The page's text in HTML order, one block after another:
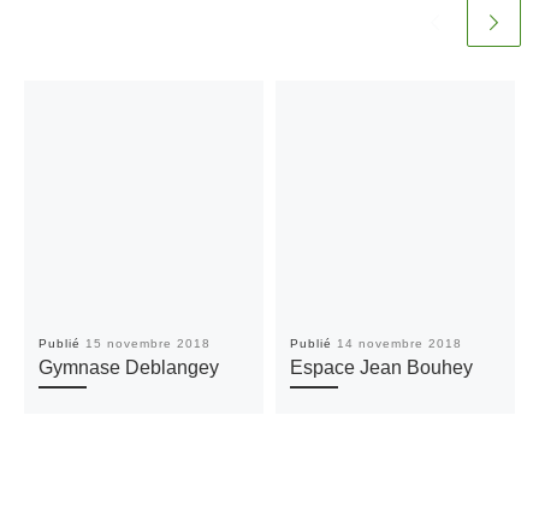
Publié 15 novembre 2018
Gymnase Deblangey
Publié 14 novembre 2018
Espace Jean Bouhey